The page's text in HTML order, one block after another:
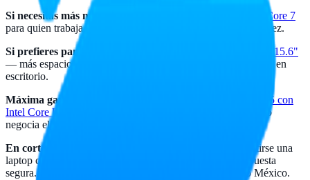
Si necesitas más músculo:
ExpertBook P1403CVA con Core 7
para quien trabaja con archivos pesados o muchas apps a la vez.
Si prefieres pantalla grande:
ExpertBook P1503CVA de 15.6"
— más espacio visual para hojas de cálculo y trabajo cómodo en
escritorio.
Máxima gama empresarial:
ExpertBook Essential B5405 con
Intel Core Ultra
, con lo último en procesadores para quien no
negocia el rendimiento.
En corto:
si tu trabajo (o el de tu equipo) no puede permitirse una
laptop caprichosa, la línea
es una apuesta
segura. Ve el catálogo
completo con envío a todo México.